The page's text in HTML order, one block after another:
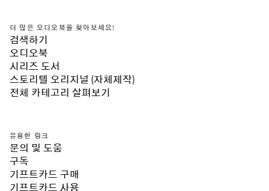
더 많은 오디오북을 찾아보세요!
검색하기
오디오북
시리즈 도서
스토리텔 오리지널 (자체제작)
전체 카테고리 살펴보기
유용한 링크
문의 및 도움
구독
기프트카드 구매
기프트카드 사용